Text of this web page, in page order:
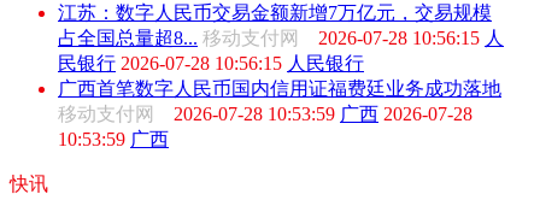
江苏：数字人民币交易金额新增7万亿元，交易规模
占全国总量超8... 移动支付网 2026-07-28 10:56:15 人
民银行 2026-07-28 10:56:15 人民银行
广西首笔数字人民币国内信用证福费廷业务成功落地
移动支付网 2026-07-28 10:53:59 广西 2026-07-28
10:53:59 广西
快讯